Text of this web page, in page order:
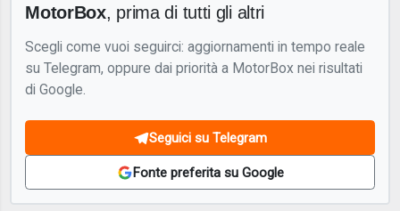
MotorBox, prima di tutti gli altri
Scegli come vuoi seguirci: aggiornamenti in tempo reale
su Telegram, oppure dai priorità a MotorBox nei risultati
di Google.
Seguici su Telegram
Fonte preferita su Google